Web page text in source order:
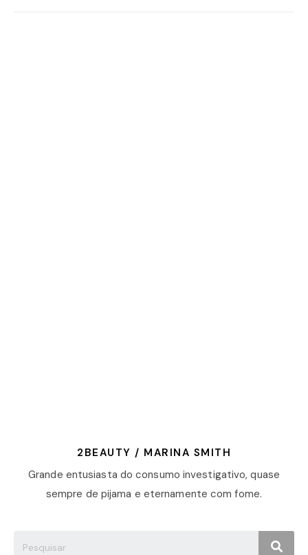
2BEAUTY / MARINA SMITH
Grande entusiasta do consumo investigativo, quase
sempre de pijama e eternamente com fome.